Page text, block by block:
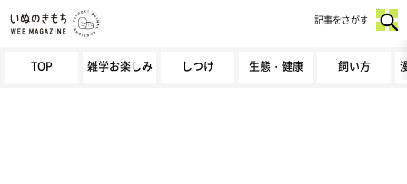
TOP 雑学お楽しみ しつけ 生態・健康 飼い方
記事をさがす